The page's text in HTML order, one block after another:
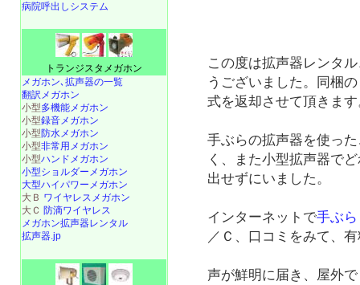
この度は拡声器レンタ
うございました。同梱
式を返却させて頂きま
手ぶらの拡声器を使っ
く、また小型拡声器で
出せずにいました。
インターネットで手ぶ
／Ｃ、口コミをみて、
声が鮮明に届き、屋外
病院呼出しシステム
トランジスタメガホン
メガホン､拡声器の一覧
翻訳メガホン
小型多機能メガホン
小型録音メガホン
小型防水メガホン
小型非常用メガホン
小型ハンドメガホン
小型ショルダーメガホン
大型ハイパワーメガホン
大Ｂ ワイヤレスメガホン
大Ｃ 防滴ワイヤレス
メガホン拡声器レンタル
拡声器.jp